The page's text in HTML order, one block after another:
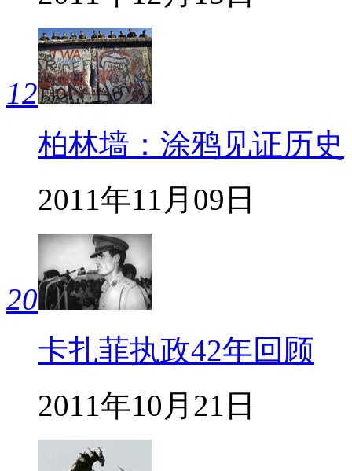
12
柏林墙：涂鸦见证历史
2011年11月09日
20
卡扎菲执政42年回顾
2011年10月21日